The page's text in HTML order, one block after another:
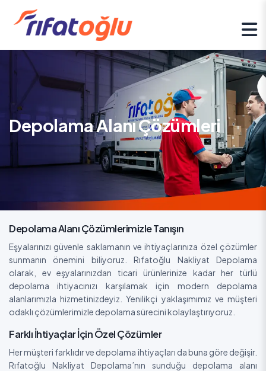
Mobil
Depolama Alanı Çözümleri
Depolama Alanı Çözümleri
Depolama Alanı Çözümlerimizle Tanışın
Eşyalarınızı güvenle saklamanın ve ihtiyaçlarınıza özel çözümler
sunmanın önemini biliyoruz. Rıfatoğlu Nakliyat Depolama
olarak, ev eşyalarınızdan ticari ürünlerinize kadar her türlü
depolama ihtiyacınızı karşılamak için modern depolama
alanlarımızla hizmetinizdeyiz. Yenilikçi yaklaşımımız ve müşteri
odaklı çözümlerimizle depolama sürecini kolaylaştırıyoruz.
Farklı İhtiyaçlar İçin Özel Çözümler
Her müşteri farklıdır ve depolama ihtiyaçları da buna göre değişir.
Rıfatoğlu Nakliyat Depolama’nın sunduğu depolama alanı